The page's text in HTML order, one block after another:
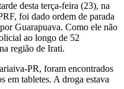
desta terça-feira (23), na
foi dado ordem de parada
Guarapuava. Como ele não
ao longo de 52
região de Irati.
PR, foram encontrados
em tabletes. A droga estava